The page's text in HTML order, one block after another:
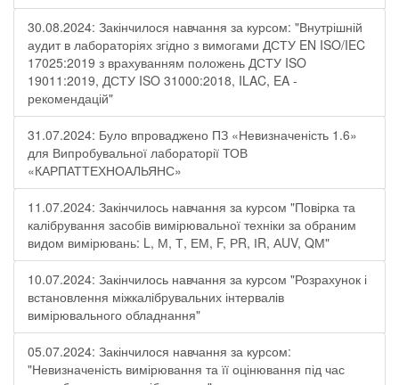
30.08.2024: Закінчилося навчання за курсом: "Внутрішній
аудит в лабораторіях згідно з вимогами ДСТУ EN ISO/IEC
17025:2019 з врахуванням положень ДСТУ ISO
19011:2019, ДСТУ ISO 31000:2018, ILAC, EA -
рекомендацій"
31.07.2024: Було впроваджено ПЗ «Невизначеність 1.6»
для Випробувальної лабораторії ТОВ
«КАРПАТТЕХНОАЛЬЯНС»
11.07.2024: Закінчилось навчання за курсом "Повірка та
калібрування засобів вимірювальної техніки за обраним
видом вимірювань: L, М, Т, ЕМ, F, РR, ІR, АUV, QМ"
10.07.2024: Закінчилось навчання за курсом "Розрахунок і
встановлення міжкалібрувальних інтервалів
вимірювального обладнання"
05.07.2024: Закінчилося навчання за курсом:
"Невизначеність вимірювання та її оцінювання під час